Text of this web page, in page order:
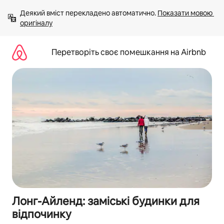
вмісту
Деякий вміст перекладено автоматично. Показати мовою
оригіналу
Перетворіть своє помешкання на Airbnb
Лонг-Айленд: заміські будинки для
відпочинку